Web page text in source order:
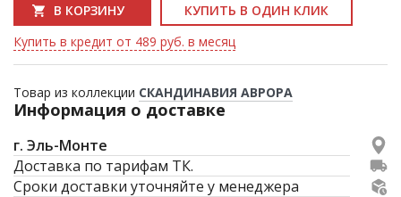
В КОРЗИНУ
КУПИТЬ В ОДИН КЛИК
Купить в кредит от 489 руб. в месяц
Товар из коллекции СКАНДИНАВИЯ АВРОРА
Информация о доставке
г. Эль-Монте
Доставка по тарифам ТК.
Сроки доставки уточняйте у менеджера